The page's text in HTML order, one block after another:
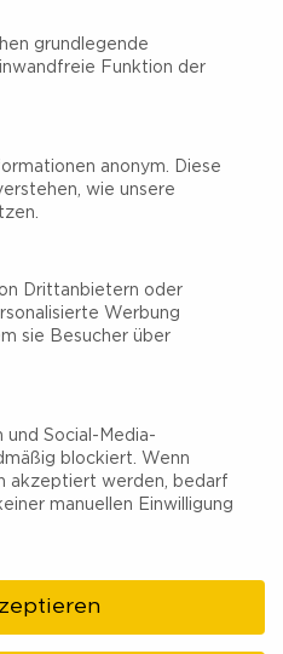
Emotionen
die das Herz des
Deutschlands, wo jede
wird. Über 81.000
jedem Heimspiel die
seine
und einzigartige
grundlegende
Funktion der
anonym. Diese
wie unsere
Drittanbietern oder
Werbung
sie Besucher über
Social-Media-
blockiert. Wenn
akzeptiert werden, bedarf
manuellen Einwilligung